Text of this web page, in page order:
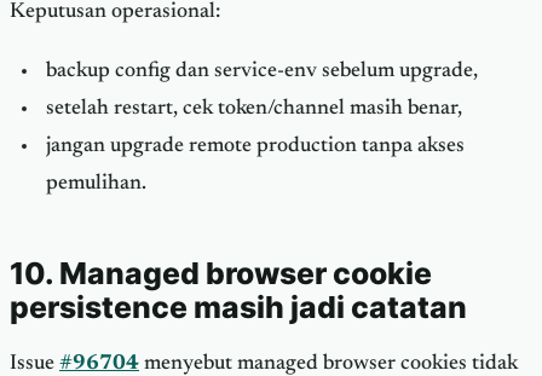
Keputusan operasional:
backup config dan service-env sebelum upgrade,
setelah restart, cek token/channel masih benar,
jangan upgrade remote production tanpa akses
pemulihan.
10. Managed browser cookie
persistence masih jadi catatan
Issue #96704 menyebut managed browser cookies tidak